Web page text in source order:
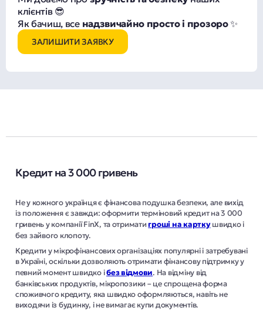
клієнтів 😎
Як бачиш, все надзвичайно просто і прозоро✨
ЗАЛИШИТИ ЗАЯВКУ
Кредит на 3 000 гривень
Не у кожного українця є фінансова подушка безпеки, але вихід
із положення є завжди: оформити терміновий кредит на 3 000
гривень у компанії FinX, та отриматигроші на карткушвидко і
без зайвого клопоту.
Кредити у мікрофінансових організаціях популярні і затребувані
в Україні, оскільки дозволяють отримати фінансову підтримку у
певний момент швидко ібез відмови. На відміну від
банківських продуктів, мікропозики – це спрощена форма
споживчого кредиту, яка швидко оформляються, навіть не
виходячи із будинку, і не вимагає купи документів.